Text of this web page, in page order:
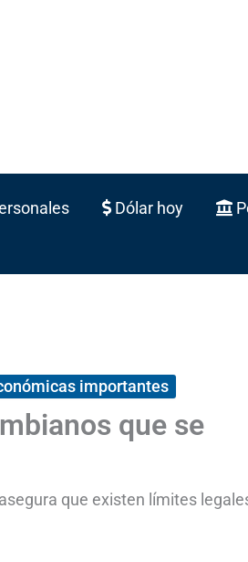
Dólar hoy
importantes
que se
que existen límites